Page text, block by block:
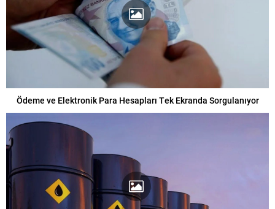
Ödeme ve Elektronik Para Hesapları Tek Ekranda Sorgulanıyor